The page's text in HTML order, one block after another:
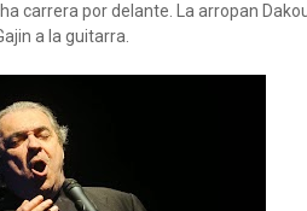
carrera por delante. La arropan
a la guitarra.